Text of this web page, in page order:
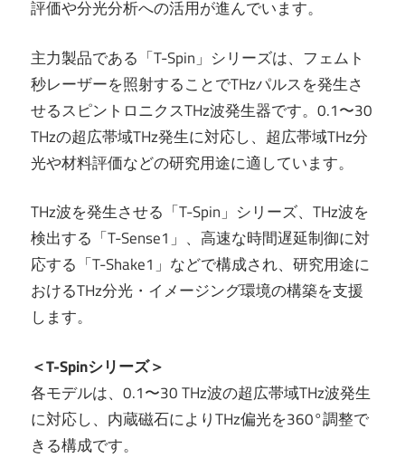
評価や分光分析への活用が進んでいます。
主力製品である「T-Spin」シリーズは、フェムト
秒レーザーを照射することでTHzパルスを発生さ
せるスピントロニクスTHz波発生器です。0.1〜30
THzの超広帯域THz発生に対応し、超広帯域THz分
光や材料評価などの研究用途に適しています。
THz波を発生させる「T-Spin」シリーズ、THz波を
検出する「T-Sense1」、高速な時間遅延制御に対
応する「T-Shake1」などで構成され、研究用途に
おけるTHz分光・イメージング環境の構築を支援
します。
＜T-Spinシリーズ＞
各モデルは、0.1〜30 THz波の超広帯域THz波発生
に対応し、内蔵磁石によりTHz偏光を360°調整で
きる構成です。